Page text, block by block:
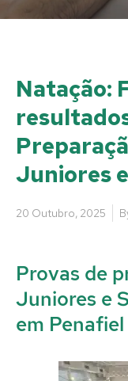
Natação:
Juniores
20 Outubro, 2025
Provas de
Juniores e
em Penafiel